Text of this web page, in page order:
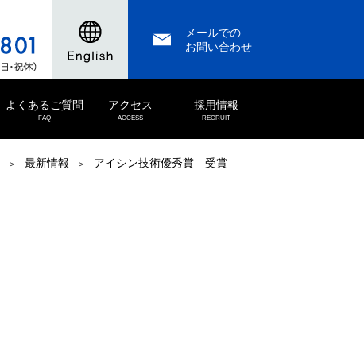
メールでの
お問い合わせ
よくあるご質問
FAQ
アクセス
ACCESS
採用情報
RECRUIT
最新情報 アイシン技術優秀賞 受賞